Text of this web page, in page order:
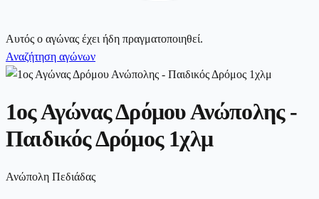
Αυτός ο αγώνας έχει ήδη πραγματοποιηθεί.
Αναζήτηση αγώνων
1ος Αγώνας Δρόμου Ανώπολης -
Παιδικός Δρόμος 1χλμ
Ανώπολη Πεδιάδας